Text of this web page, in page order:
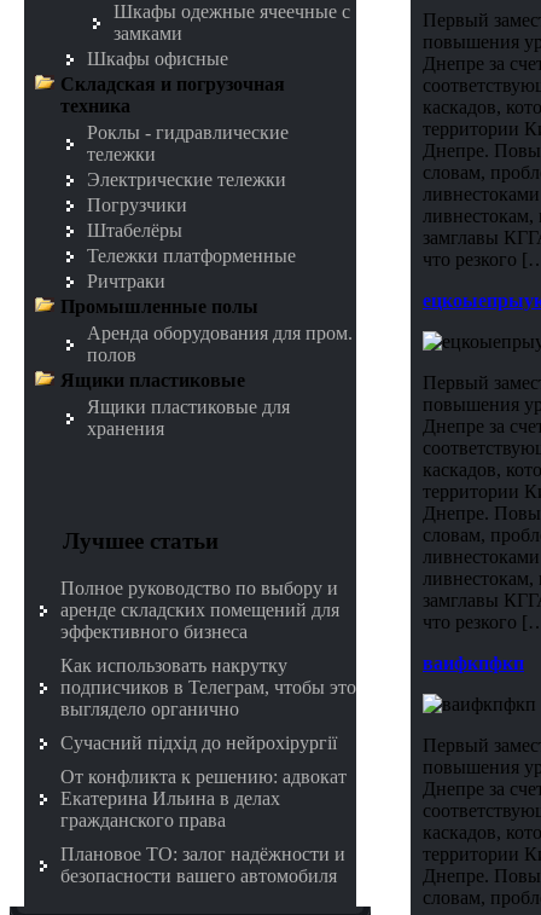
Шкафы одежные ячеечные с
замками
Шкафы офисные
Складская и погрузочная
техника
Роклы - гидравлические
тележки
Электрические тележки
Погрузчики
Штабелёры
Тележки платформенные
Ричтраки
Промышленные полы
Аренда оборудования для пром.
полов
Ящики пластиковые
Ящики пластиковые для
хранения
Лучшее статьи
Полное руководство по выбору и
аренде складских помещений для
эффективного бизнеса
Как использовать накрутку
подписчиков в Телеграм, чтобы это
выглядело органично
Сучасний підхід до нейрохірургії
От конфликта к решению: адвокат
Екатерина Ильина в делах
гражданского права
Плановое ТО: залог надёжности и
безопасности вашего автомобиля
Первый
повышения
Днепре за
каскадов,
территории
Днепре.
словам,
замглавы
что резкого
Первый
повышения
Днепре за
каскадов,
территории
Днепре.
словам,
замглавы
что резкого
ваифкпфкп
Первый
повышения
Днепре за
каскадов,
территории
Днепре.
словам,